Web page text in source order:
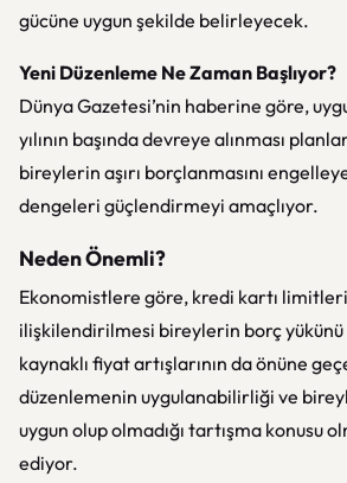
gücüne uygun şekilde belirleyecek.
Yeni Düzenleme Ne Zaman Başlıyor?
Dünya Gazetesi’nin haberine göre,
yılının başında devreye alınması
bireylerin aşırı borçlanmasını
dengeleri güçlendirmeyi amaçlıyor.
Neden Önemli?
Ekonomistlere göre, kredi kartı
ilişkilendirilmesi bireylerin borç
kaynaklı fiyat artışlarının da önüne
düzenlemenin uygulanabilirliği ve
uygun olup olmadığı tartışma konusu
ediyor.